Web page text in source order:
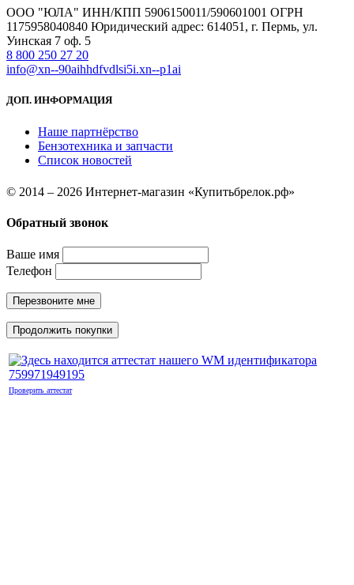
ООО "ЮЛА" ИНН/КПП 5906150011/590601001 ОГРН
1175958040840 Юридический адрес: 614051, г. Пермь, ул.
Уинская 7 оф. 5
8 800 250 27 20
info@xn--90aihhdfvdlsi5i.xn--p1ai
ДОП. ИНФОРМАЦИЯ
Наше партнёрство
Бензотехника и запчасти
Список новостей
© 2014 – 2026 Интернет-магазин «Купитьбрелок.рф»
Обратный звонок
Ваше имя
Телефон
Перезвоните мне
Продолжить покупки
Проверить аттестат